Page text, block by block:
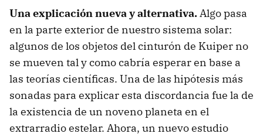
Una explicación nueva y alternativa.Algo pasa
en la parte exterior de nuestro sistema solar:
algunos de los objetos del cinturón de Kuiper no
se mueven tal y como cabría esperar en base a
las teorías científicas. Una de las hipótesis más
sonadas para explicar esta discordancia fue la de
la existencia de un noveno planeta en el
extrarradio estelar. Ahora, un nuevo estudio